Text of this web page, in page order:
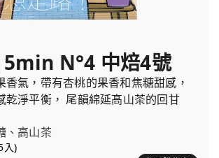
N°4 中焙4號
香氣，帶有杏桃的果香和焦糖甜感，
乾淨平衡， 尾韻綿延髙山茶的回甘
、高山茶
入)